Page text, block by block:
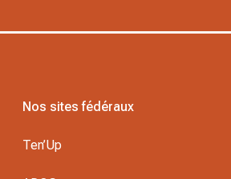
Nos sites fédéraux
Ten’Up